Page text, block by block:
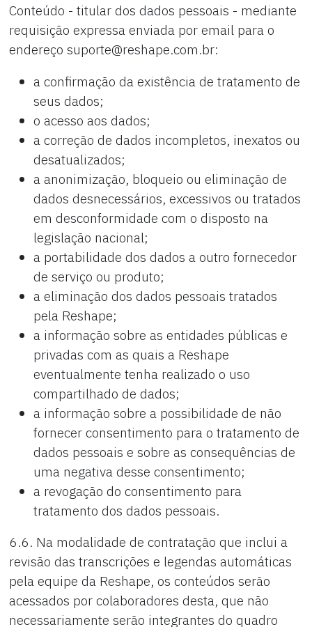
Conteúdo - titular dos dados pessoais - mediante
requisição expressa enviada por email para o
endereço suporte@reshape.com.br:
a confirmação da existência de tratamento de
seus dados;
o acesso aos dados;
a correção de dados incompletos, inexatos ou
desatualizados;
a anonimização, bloqueio ou eliminação de
dados desnecessários, excessivos ou tratados
em desconformidade com o disposto na
legislação nacional;
a portabilidade dos dados a outro fornecedor
de serviço ou produto;
a eliminação dos dados pessoais tratados
pela Reshape;
a informação sobre as entidades públicas e
privadas com as quais a Reshape
eventualmente tenha realizado o uso
compartilhado de dados;
a informação sobre a possibilidade de não
fornecer consentimento para o tratamento de
dados pessoais e sobre as consequências de
uma negativa desse consentimento;
a revogação do consentimento para
tratamento dos dados pessoais.
6.6. Na modalidade de contratação que inclui a
revisão das transcrições e legendas automáticas
pela equipe da Reshape, os conteúdos serão
acessados por colaboradores desta, que não
necessariamente serão integrantes do quadro